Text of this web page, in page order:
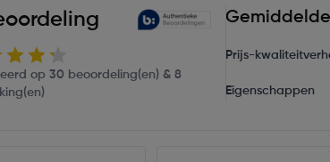
op 30 beoordeling(en) & 8
Prijs-
Eigenschappen